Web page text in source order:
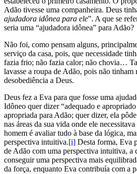
Adão tivesse uma companheira. Deus
ajudadora idônea para ele”. A que se
seria uma “ajudadora idônea” para Adão?
Não foi, como pensam alguns,
serviço da casa, pois, que necessidade
fazia frio; não fazia calor; não chovia…
lavasse a roupa de Adão, pois não tinham
desobediência a Deus.
Deus fez a Eva para que fosse uma
Idôneo quer dizer “adequado e
apropriada para Adão; quer dizer, ela
nas áreas da sua vida onde ele
homem é avaliar tudo à base da lógica,
perspectiva intuitiva.[i] Desta forma, Eva
de Adão com uma perspectiva intuitiva, a
conseguir uma perspectiva mais
da força, enquanto Eva contribuía com a